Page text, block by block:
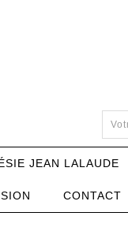
JEAN LALAUDE
CONTACT